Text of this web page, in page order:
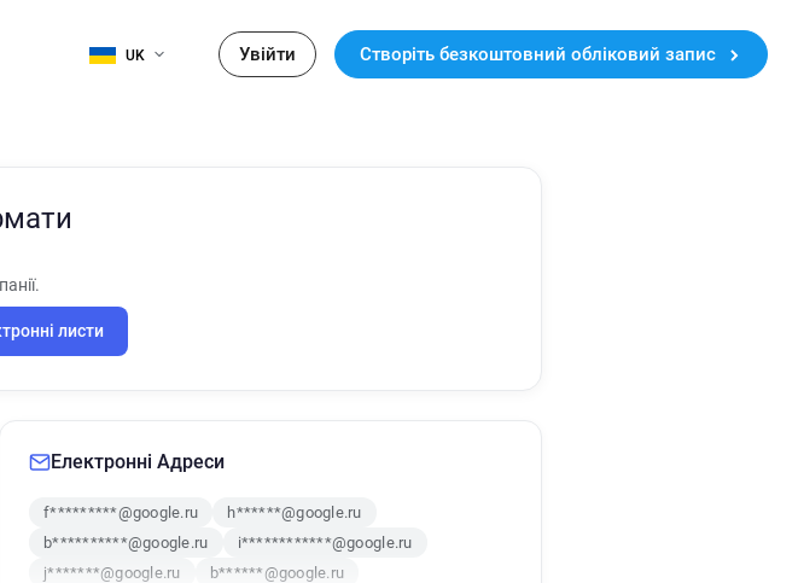
UK Увійти Створіть безкоштовний обліковий запис
листи
Електронні Адреси
f*********@google.ru
h******@google.ru
b**********@google.ru
i************@google.ru
j*******@google.ru
b******@google.ru